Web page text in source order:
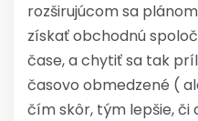
rozširujúcom sa
získať obchodnú
čase, a chytiť sa tak
časovo obmedzené (
čím skôr, tým lepšie,